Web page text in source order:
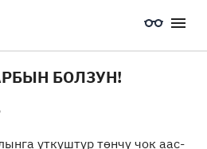
БОЛЗУН!
уткуштур төнчү чок аас-